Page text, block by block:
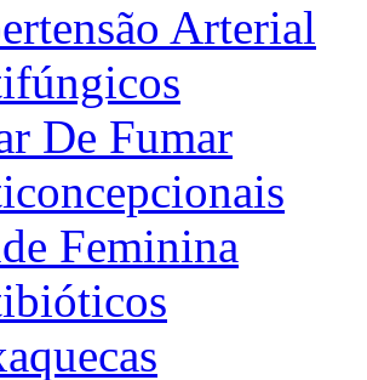
Arterial
De Fumar
Feminina